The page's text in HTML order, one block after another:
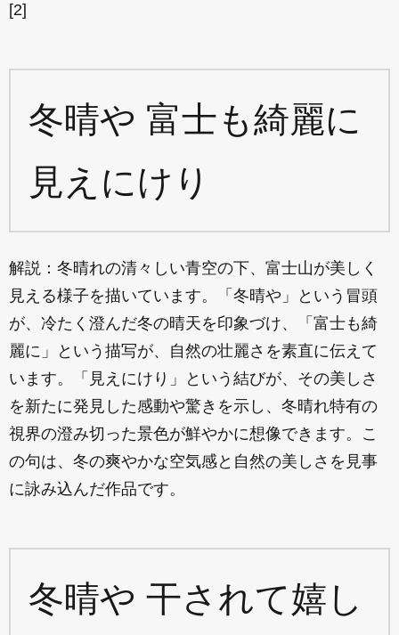
[2]
冬晴や 富士も綺麗に
見えにけり
解説：冬晴れの清々しい青空の下、富士山が美しく
見える様子を描いています。「冬晴や」という冒頭
が、冷たく澄んだ冬の晴天を印象づけ、「富士も綺
麗に」という描写が、自然の壮麗さを素直に伝えて
います。「見えにけり」という結びが、その美しさ
を新たに発見した感動や驚きを示し、冬晴れ特有の
視界の澄み切った景色が鮮やかに想像できます。こ
の句は、冬の爽やかな空気感と自然の美しさを見事
に詠み込んだ作品です。
冬晴や 干されて嬉し